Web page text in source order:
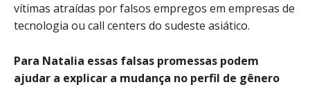
vítimas atraídas por falsos empregos em empresas de
tecnologia ou call centers do sudeste asiático.
Para Natalia essas falsas promessas podem
ajudar a explicar a mudança no perfil de gênero